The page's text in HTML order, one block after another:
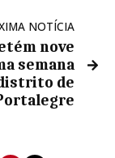
NOTÍCIA
nove
semana
de